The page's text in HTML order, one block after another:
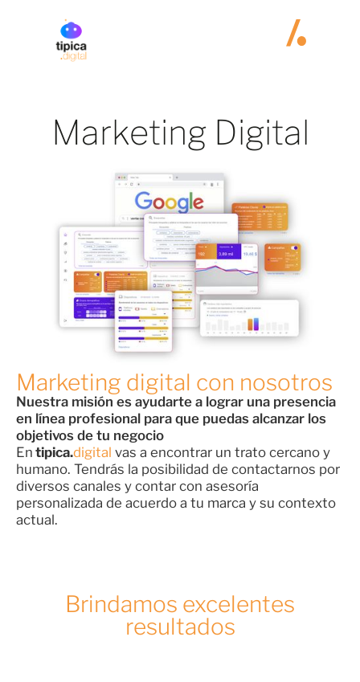
Marketing Digital
Marketing digital con nosotros
Nuestra misión es ayudarte a lograr una presencia
en línea profesional para que puedas alcanzar los
objetivos de tu negocio
En tipica.digital vas a encontrar un trato cercano y
humano. Tendrás la posibilidad de contactarnos por
diversos canales y contar con asesoría
personalizada de acuerdo a tu marca y su contexto
actual.
Brindamos excelentes
resultados